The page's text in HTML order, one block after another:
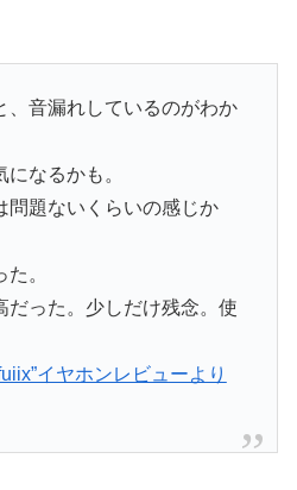
、音漏れしているのがわか
なるかも。
問題ないくらいの感じか
。
だった。少しだけ残念。使
イヤホンレビューより